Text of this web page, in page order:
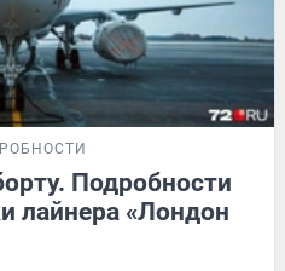
Подробности
лайнера «Лондон